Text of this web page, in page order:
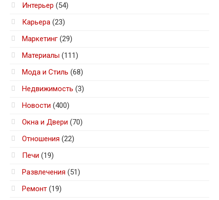
Интерьер (54)
Карьера (23)
Маркетинг (29)
Материалы (111)
Мода и Стиль (68)
Недвижимость (3)
Новости (400)
Окна и Двери (70)
Отношения (22)
Печи (19)
Развлечения (51)
Ремонт (19)